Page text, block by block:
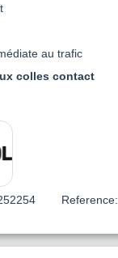
au trafic
colles contact
Reference: